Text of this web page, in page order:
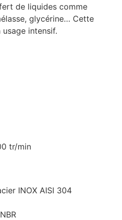
de liquides comme
glycérine… Cette
intensif.
tr/min
INOX AISI 304